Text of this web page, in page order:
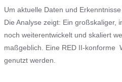
Um aktuelle Daten und
Die Analyse zeigt: Ein großskaliger,
noch weiterentwickelt und skaliert
maßgeblich. Eine RED II-konforme
genutzt werden.